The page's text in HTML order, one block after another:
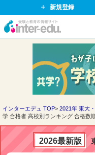
新規登録
イ
ド
ッ
ト
インターエデュ TOP 2021年 東大
学 合格者 高校別ランキング 合格数
2026最新版